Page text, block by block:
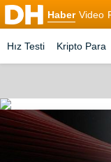
Haber Video
Hız Testi Kripto Para